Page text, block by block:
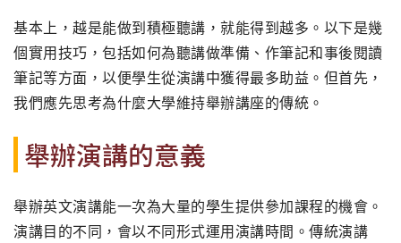
基本上，越是能做到積極聽講，就能得到越多。以下是幾
個實用技巧，包括如何為聽講做準備、作筆記和事後閱讀
筆記等方面，以便學生從演講中獲得最多助益。但首先，
我們應先思考為什麼大學維持舉辦講座的傳統。
舉辦演講的意義
舉辦英文演講能一次為大量的學生提供參加課程的機會。
演講目的不同，會以不同形式運用演講時間。傳統演講